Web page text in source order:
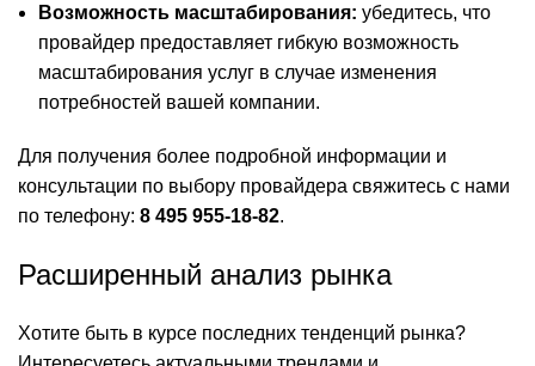
Возможность масштабирования: убедитесь, что
провайдер предоставляет гибкую возможность
масштабирования услуг в случае изменения
потребностей вашей компании.
Для получения более подробной информации и
консультации по выбору провайдера свяжитесь с нами
по телефону: 8 495 955-18-82.
Расширенный анализ рынка
Хотите быть в курсе последних тенденций рынка?